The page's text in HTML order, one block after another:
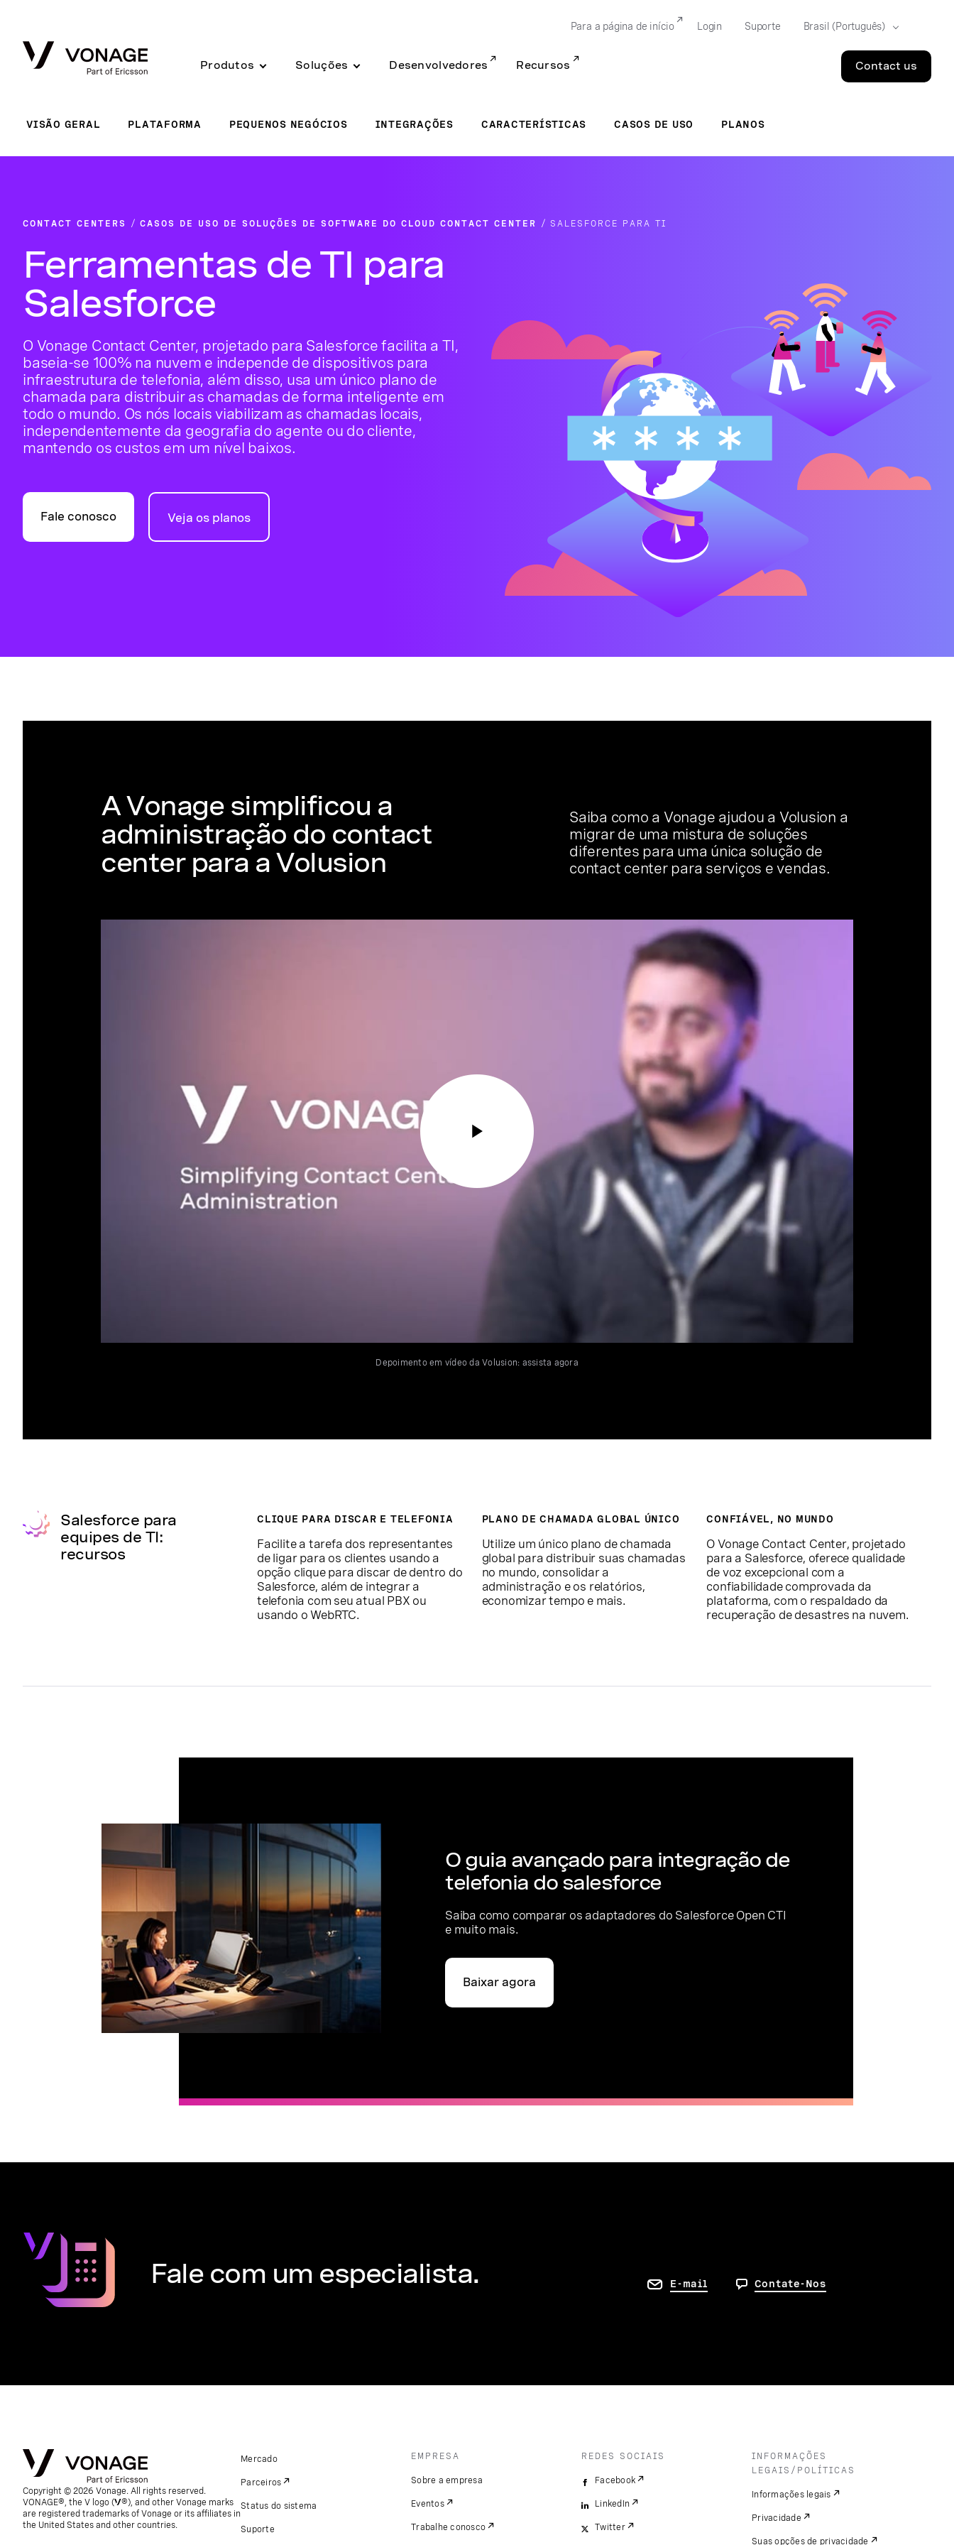
Produtos Soluções Desenvolvedores Recursos Contact us
Para a página de início Login Suporte
VISÃO GERAL PLATAFORMA PEQUENOS NEGÓCIOS INTEGRAÇÕES CARACTERÍSTICAS CASOS DE USO PLANOS
CONTACT CENTERS CASOS DE USO DE SOLUÇÕES DE SOFTWARE DO CLOUD CONTACT CENTER SALESFORCE PARA TI
Ferramentas de TI para
Salesforce
O Vonage Contact Center, projetado para Salesforce facilita a TI,
baseia-se 100% na nuvem e independe de dispositivos para
infraestrutura de telefonia, além disso, usa um único plano de
chamada para distribuir as chamadas de forma inteligente em
todo o mundo. Os nós locais viabilizam as chamadas locais,
independentemente da geografia do agente ou do cliente,
mantendo os custos em um nível baixos.
Fale conosco Veja os planos
A Vonage simplificou a
administração do contact
center para a Volusion
Saiba como a Vonage ajudou a Volusion a
migrar de uma mistura de soluções
diferentes para uma única solução de
contact center para serviços e vendas.
Depoimento em vídeo da Volusion: assista agora
Salesforce para
equipes de TI:
recursos
CLIQUE PARA DISCAR E TELEFONIA
Facilite a tarefa dos representantes
de ligar para os clientes usando a
opção clique para discar de dentro do
Salesforce, além de integrar a
telefonia com seu atual PBX ou
usando o WebRTC.
PLANO DE CHAMADA GLOBAL ÚNICO
Utilize um único plano de chamada
global para distribuir suas chamadas
no mundo, consolidar a
administração e os relatórios,
economizar tempo e mais.
CONFIÁVEL, NO MUNDO
O Vonage Contact Center, projetado
para a Salesforce, oferece qualidade
de voz excepcional com a
confiabilidade comprovada da
plataforma, com o respaldado da
recuperação de desastres na nuvem.
O guia avançado para integração de
telefonia do salesforce
Saiba como comparar os adaptadores do Salesforce Open CTI
e muito mais.
Baixar agora
Fale com um especialista. E-mail Contate-Nos
Copyright © 2026 Vonage. All rights reserved.
VONAGE®, the V logo (
®), and other Vonage marks
are registered trademarks of Vonage or its affiliates in
the United States and other countries.
Mercado
Parceiros
Status do sistema
Suporte
EMPRESA
Sobre a empresa
Eventos
Trabalhe conosco
REDES SOCIAIS
Facebook
LinkedIn
Twitter
INFORMAÇÕES
LEGAIS/POLÍTICAS
Informações legais
Privacidade
Suas opções de privacidade